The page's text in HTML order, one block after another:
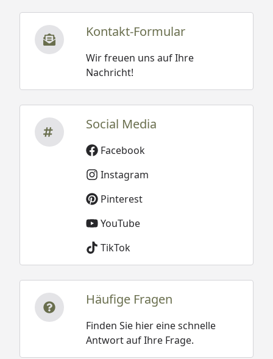
Kontakt-Formular
Wir freuen uns auf Ihre
Nachricht!
Social Media
Facebook
Instagram
Pinterest
YouTube
TikTok
Häufige Fragen
Finden Sie hier eine schnelle
Antwort auf Ihre Frage.